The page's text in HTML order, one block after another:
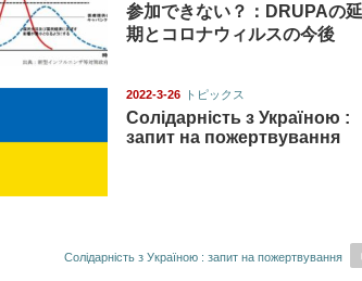
参加できない？：DRUPAの延
期とコロナウィルスの今後
2022-3-26 トピックス
Солідарність з Україною :
запит на пожертвування
Солідарність з Україною : запит на пожертвування